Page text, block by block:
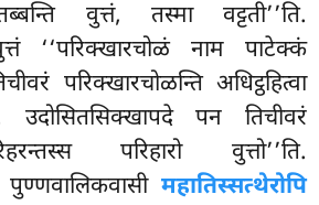
वुत्तं, तस्मा वट्टती’’ति.
‘‘परिक्खारचोळं नाम पाटेक्कं
परिक्खारचोळन्ति अधिट्ठहित्वा
उदोसितसिक्खापदे पन तिचीवरं
परिहारो वुत्तो’’ति.
महातिस्सत्थेरोपि